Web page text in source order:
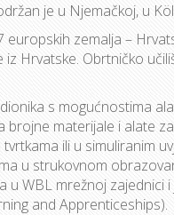
je u Njemačkoj, u
zemalja –
Hrvatske. Obrtničko
s mogućnostima
materijale i alate
ili u simuliranim
u strukovnom
WBL mrežnoj zajednici
and Apprenticeships).